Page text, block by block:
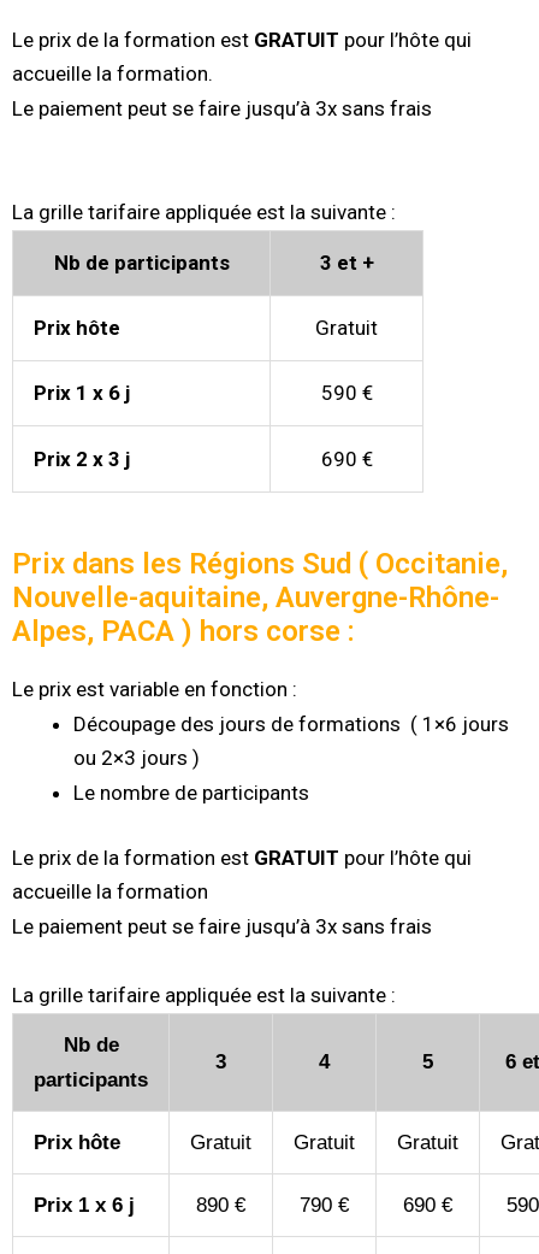
Le prix de la formation est GRATUIT pour l’hôte qui
accueille la formation.
Le paiement peut se faire jusqu’à 3x sans frais
La grille tarifaire appliquée est la suivante :
Nb de participants 3 et +
Prix hôte Gratuit
Prix 1 x 6 j 590 €
Prix 2 x 3 j 690 €
Prix dans les Régions Sud ( Occitanie,
Nouvelle-aquitaine, Auvergne-Rhône-
Alpes, PACA ) hors corse :
Le prix est variable en fonction :
Découpage des jours de formations ( 1×6 jours
ou 2×3 jours )
Le nombre de participants
Le prix de la formation est GRATUIT pour l’hôte qui
accueille la formation
Le paiement peut se faire jusqu’à 3x sans frais
La grille tarifaire appliquée est la suivante :
Nb de
participants
3 4 5 6
Prix hôte Gratuit Gratuit Gratuit
Prix 1 x 6 j 890 € 790 € 690 €